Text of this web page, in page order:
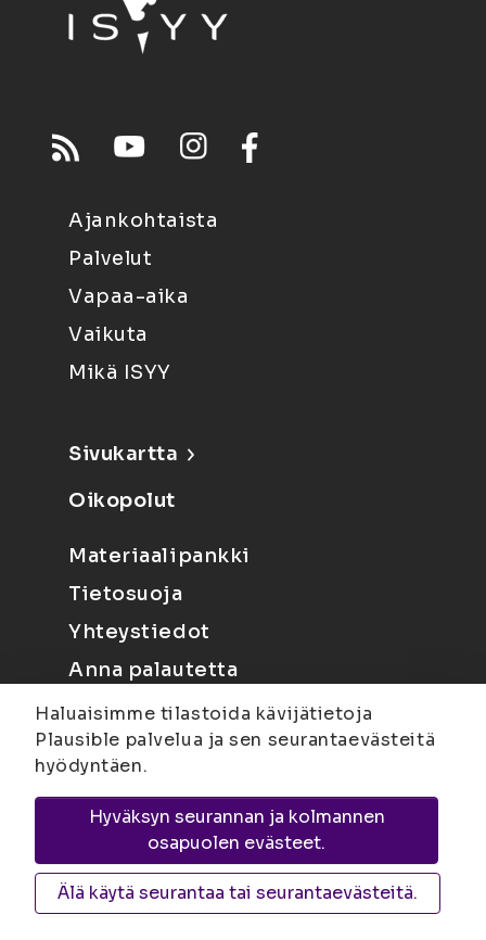
Ajankohtaista
Palvelut
Vapaa-aika
Vaikuta
Mikä ISYY
Sivukartta
Oikopolut
Materiaalipankki
Tietosuoja
Yhteystiedot
Anna palautetta
Joensuu
Suvantokatu 6, 80100 Joensuu |
KuopioYliopistonranta 15, PL 1627, 70211
Kuopio
Haluaisimme tilastoida kävijätietoja
Plausible palvelua ja sen seurantaevästeitä
hyödyntäen.
Hyväksyn seurannan ja kolmannen
osapuolen evästeet.
Älä käytä seurantaa tai seurantaevästeitä.